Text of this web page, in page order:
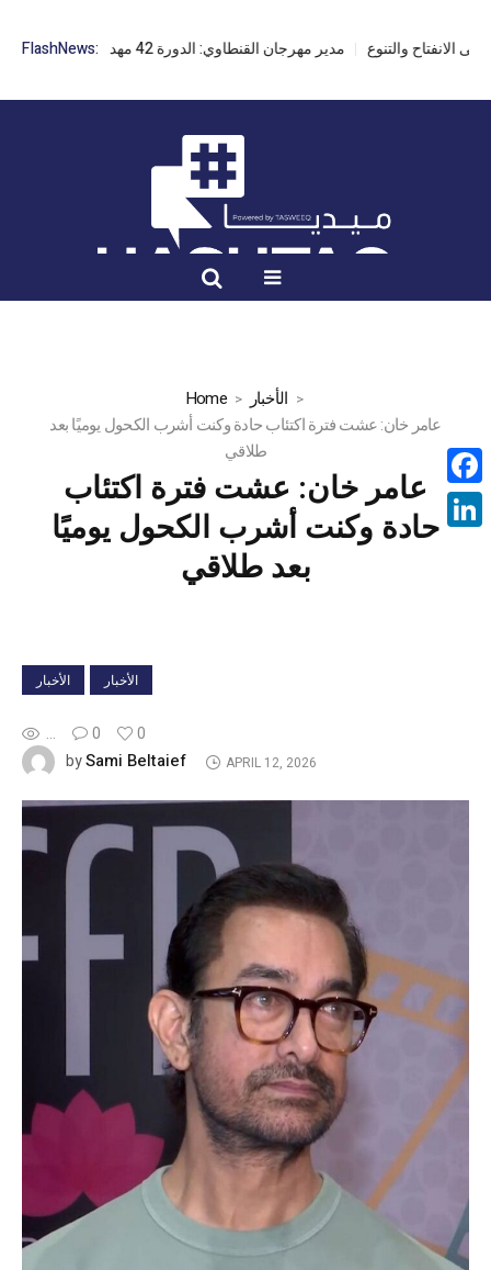
FlashNews: مدير مهرجان القنطاوي: الدورة 42 مهددة بسبب تأخر التراخيص
Home
الأخبار
عامر خان: عشت فترة اكتئاب حادة وكنت أشرب الكحول يوميًا بعد
طلاقي
عامر خان: عشت فترة اكتئاب
حادة وكنت أشرب الكحول يوميًا
بعد طلاقي
الأخبار الأخبار
... 0
0
bySami Beltaief APRIL 12, 2026